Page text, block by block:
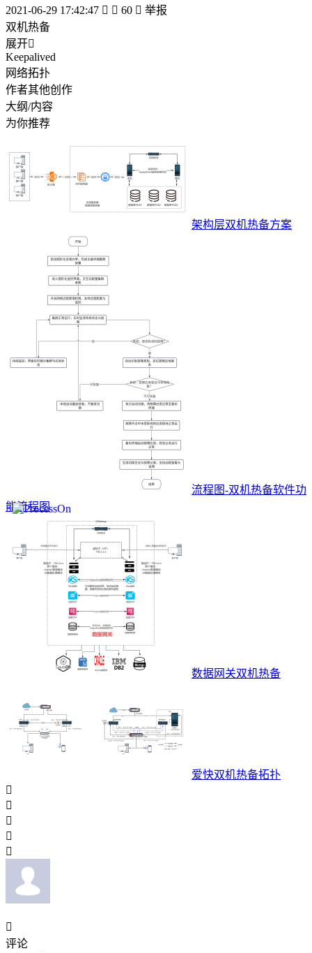
2021-06-29 17:42:47   60  举报
双机热备
展开
Keepalived
网络拓扑
作者其他创作
大纲/内容
为你推荐
架构层双机热备方案
流程图-双机热备软件功
能流程图
数据网关双机热备
爱快双机热备拓扑






评论